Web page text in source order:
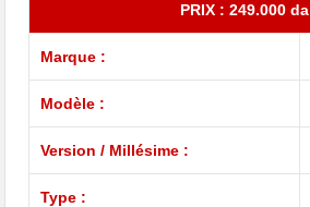
PRIX : 249.000 da
Marque :
Modèle :
Version / Millésime :
Type :